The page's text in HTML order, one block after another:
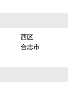
西区
合志市